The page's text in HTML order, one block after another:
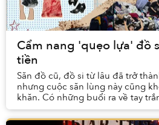
Cẩm nang 'quẹo lựa' đồ
tiền
Săn đồ cũ, đồ si từ lâu đã trở
nhưng cuộc săn lùng này cũng
khăn. Có những buổi ra về tay
những món đồ đẹp độc xịn mà